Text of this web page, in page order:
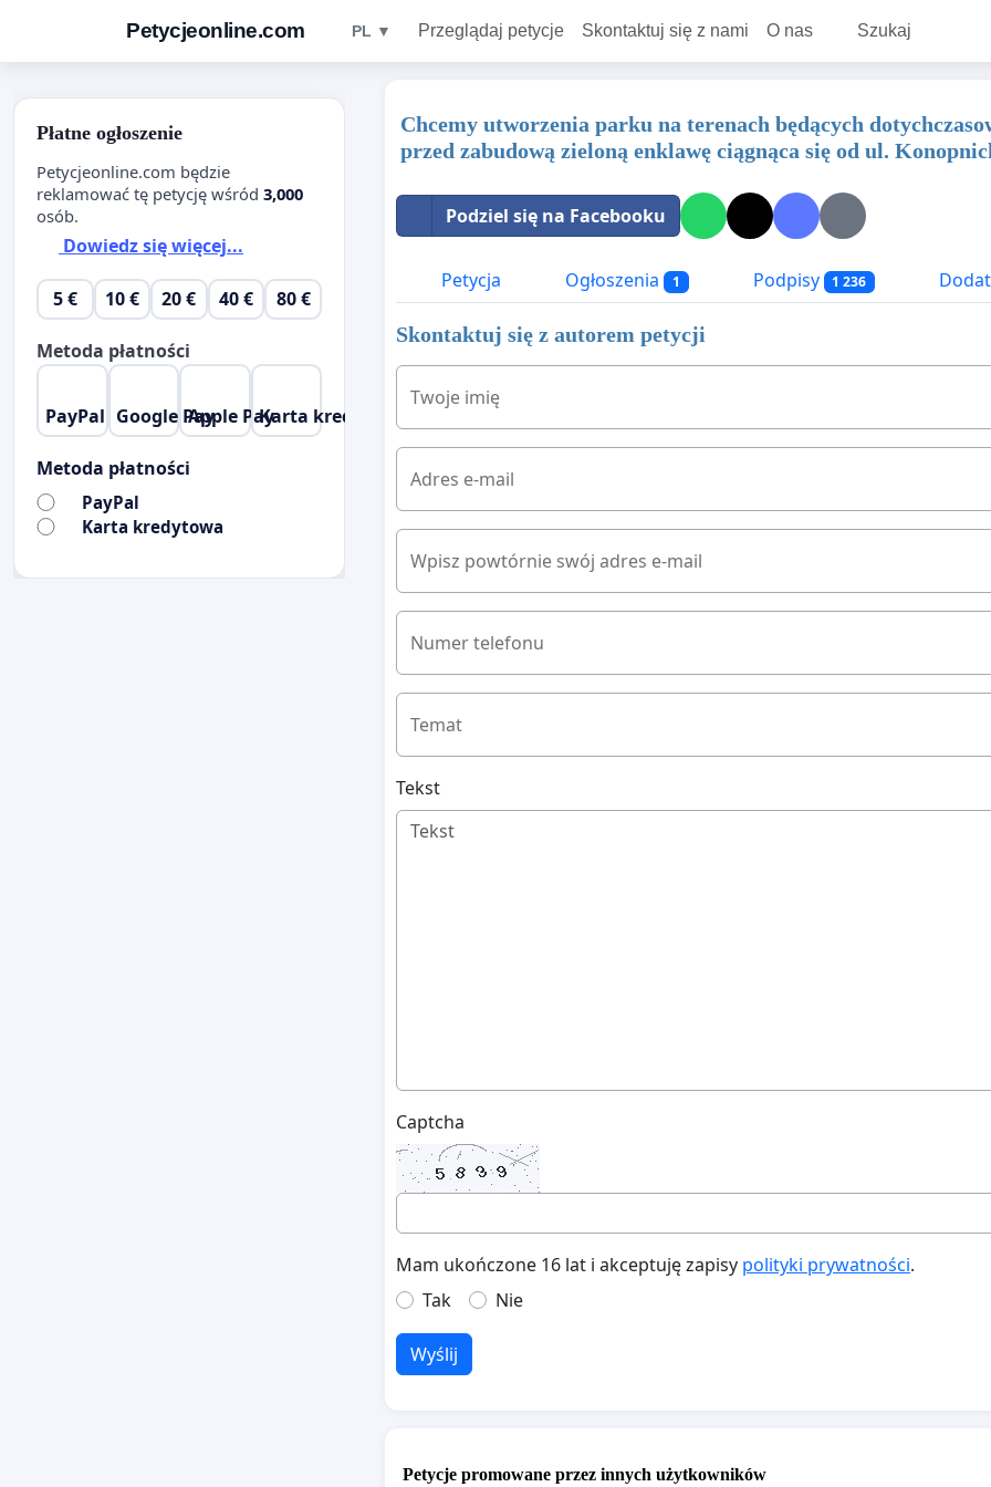
Petycjeonline.com PL ▼ Przeglądaj petycje Skontaktuj się z nami O nas Szukaj
Chcemy utworzenia parku na terenach będących
przed zabudową zieloną enklawę ciągnąca się od ul.
Podziel się na Facebooku
Petycja Ogłoszenia 1 Podpisy 1 236
Skontaktuj się z autorem petycji
Twoje imię
Adres e-mail
Wpisz powtórnie swój adres e-mail
Numer telefonu
Temat
Tekst
Captcha
Mam ukończone 16 lat i akceptuję zapisy polityki prywatności.
Tak
Nie
Wyślij
Petycje promowane przez innych użytkowników
Płatne ogłoszenie
Petycjeonline.com będzie
reklamować tę petycję wśród 3,000
osób.
Dowiedz się więcej...
5 € 10 € 20 € 40 € 80 €
Metoda płatności
PayPal Google PayApple PayKarta kredytowa
Metoda płatności
PayPal
Karta kredytowa